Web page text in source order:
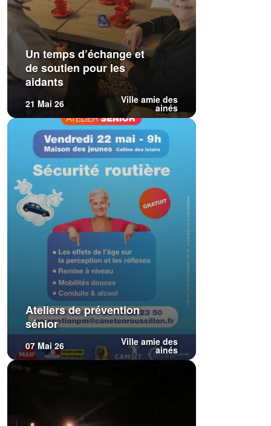
Un temps d’échange et
de soutien pour les
aidants
21 Mai 26 Ville amie des
ainés
Ateliers de prévention
sénior
07 Mai 26 Ville amie des
ainés